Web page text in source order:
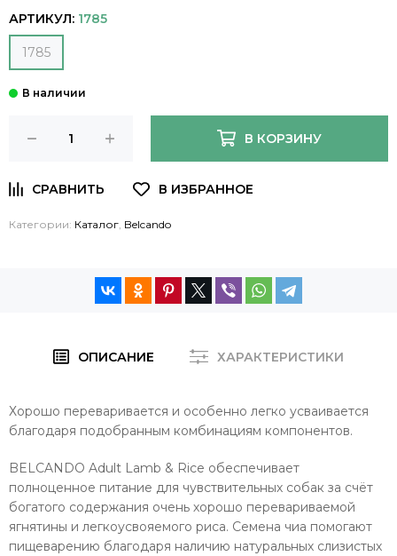
АРТИКУЛ: 1785
1785
В КОРЗИНУ
Категории: Каталог Belcando
ОПИСАНИЕ ХАРАКТЕРИСТИКИ
Хорошо переваривается и особенно легко усваивается
благодаря подобранным комбинациям компонентов.
BELCANDO Adult Lamb & Rice обеспечивает
полноценное питание для чувствительных собак за счёт
богатого содержания очень хорошо перевариваемой
ягнятины и легкоусвояемого риса. Семена чиа помогают
пищеварению благодаря наличию натуральных слизистых